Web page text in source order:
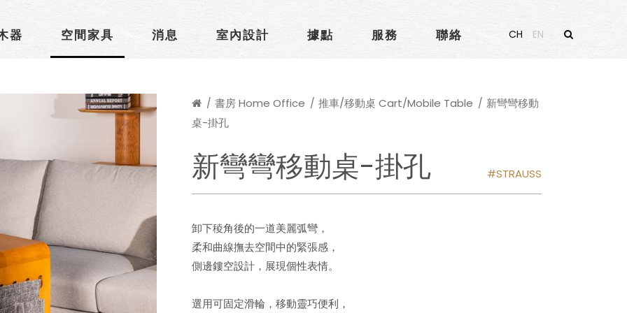
器 空間家具 消息 室內設計 據點 服務 聯絡 CH EN
書房 Home Office 推車/移動桌 Cart/Mobile Table
新彎彎移動
桌-掛孔
新彎彎移動桌-掛孔 STRAUSS
卸下稜角後的一道美麗弧彎，
柔和曲線撫去空間中的緊張感，
側邊鏤空設計，展現個性表情。
選用可固定滑輪，移動靈巧便利，